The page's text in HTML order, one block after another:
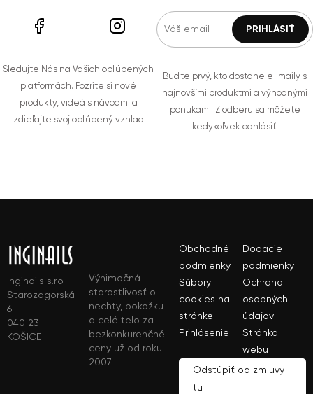
Sledujte Nás na Vašich obľúbených
platformách. Pozrite si nové
produkty, videá s návodmi a
zdieľajte svoj obľúbený vzhľad
Buďte prvý, kto dostane e-maily s
najnovšími produktmi a výhodnými
ponukami. Z odberu sa môžete
kedykoľvek odhlásiť.
Inginails s.r.o.
Starozagorská
6
040 23
KOŠICE
Výnimočná
starostlivosť o
nechty, pokožku
a celé telo za
bezkonkurenčné
ceny už od roku
2007
Obchodné
podmienky
Dodacie
podmienky
Súbory
cookies na
stránke
Ochrana
osobných
údajov
Prihlásenie
Stránka
webu
Odstúpiť od zmluvy
tu